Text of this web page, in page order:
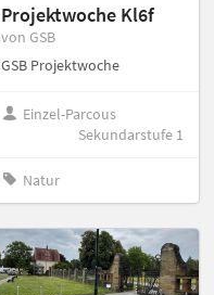
Projektwoche Kl6f
von GSB
GSB Projektwoche
Einzel-Parcous
Sekundarstufe 1
Natur